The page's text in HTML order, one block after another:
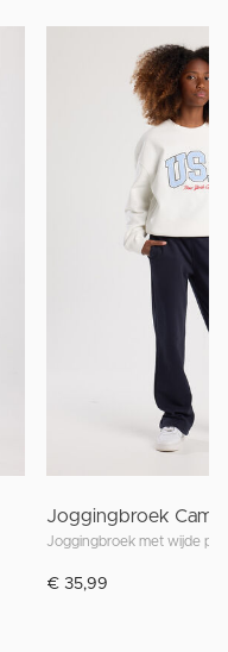
Joggingbroek Cami
€ 35,99